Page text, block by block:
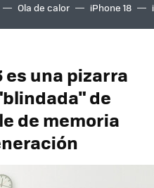
Ola de calor iPhone 18
es una pizarra
de
de memoria